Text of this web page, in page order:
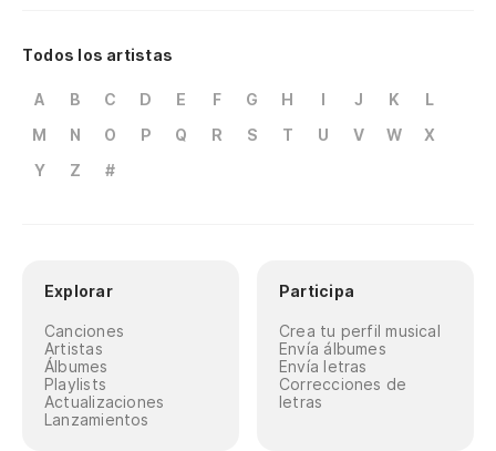
Todos los artistas
A B C D E F G H I J K
L
M
N O P Q R S T U V W
X
Y
Z #
Explorar
Canciones
Artistas
Álbumes
Playlists
Actualizaciones
Lanzamientos
Participa
Crea tu perfil musical
Envía álbumes
Envía letras
Correcciones de
letras